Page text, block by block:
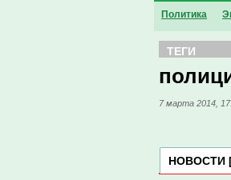
Политика
ТЕГИ
7 марта 2014,
НОВОСТИ